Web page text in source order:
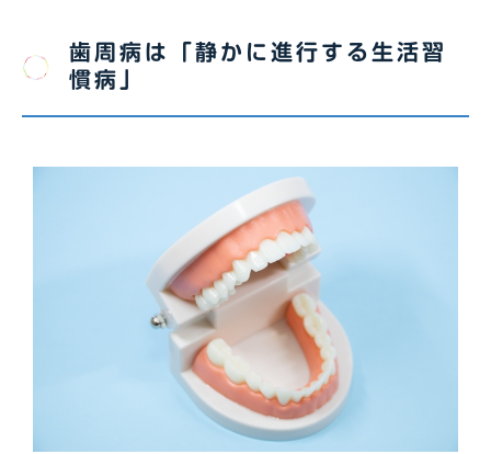
歯周病は「静かに進行する生活習
慣病」